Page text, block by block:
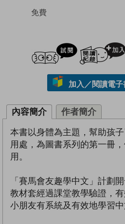
免費
試閲
加入／閱讀電子
內容簡介 作者簡介
本書以身體為主題，幫助孩
用處，為圖書系列的第一冊
用。
「賽馬會友趣學中文」計劃
教材套經過課堂教學驗證，
小朋友有系統及有效地學習中